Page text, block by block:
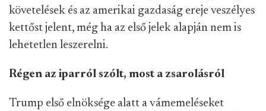
követelések és az amerikai gazdaság ereje veszélyes
kettőst jelent, még ha az első jelek alapján nem is
lehetetlen leszerelni.
Régen az iparról szólt, most a zsarolásról
Trump első elnöksége alatt a vámemeléseket